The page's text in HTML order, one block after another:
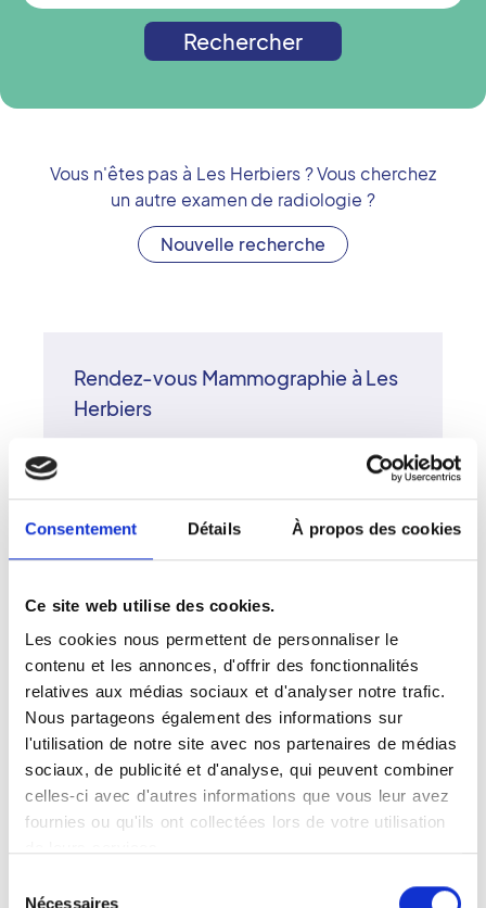
Consentement Détails À propos des cookies
Ce site web utilise des cookies.
Les cookies nous permettent de personnaliser le
contenu et les annonces, d'offrir des fonctionnalités
relatives aux médias sociaux et d'analyser notre trafic.
Nous partageons également des informations sur
l'utilisation de notre site avec nos partenaires de médias
sociaux, de publicité et d'analyse, qui peuvent combiner
celles-ci avec d'autres informations que vous leur avez
fournies ou qu'ils ont collectées lors de votre utilisation
Nécessaires
Rechercher
Vous n'êtes pas à Les Herbiers? Vous cherchez
un autre examen de radiologie ?
Nouvelle recherche
Rendez-vous Mammographie à Les
Herbiers
Pour votre mammographie aux Herbiers,
d'imagerie du réseau Vidi. Les membres
du réseau Vidi s'appuient sur des
appareils de mammographie numérique
confort optimal et des images haute
définition. Les radiologues
surspécialisés des Herbiers interprètent
vos examens avec précision et
empathie. Le réseau Vidi veille à offrir
une expérience fluide, respectueuse et
sécurisée à chaque patiente.